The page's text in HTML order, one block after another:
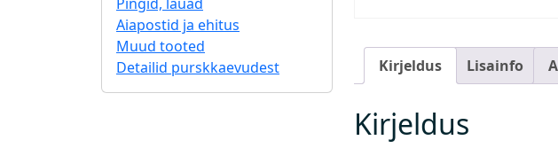
Aiapostid ja ehitus
Muud tooted
Detailid purskkaevudest
Kirjeldus Lisainfo
Kirjeldus